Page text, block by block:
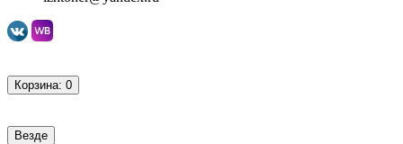
Корзина: 0
Везде